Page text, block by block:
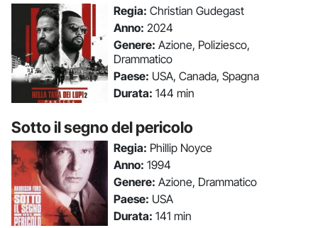
Regia: Christian Gudegast
Anno: 2024
Genere: Azione, Poliziesco,
Drammatico
Paese: USA, Canada, Spagna
Durata: 144 min
Sotto il segno del pericolo
Regia: Phillip Noyce
Anno: 1994
Genere: Azione, Drammatico
Paese: USA
Durata: 141 min